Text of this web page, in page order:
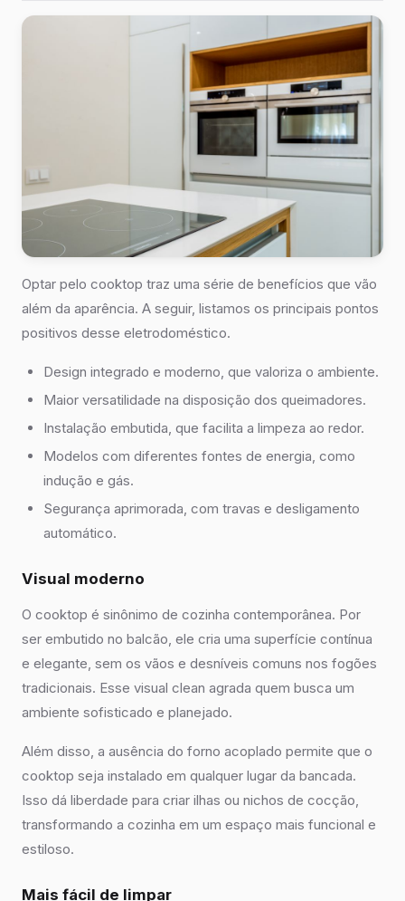
Optar pelo cooktop traz uma série de benefícios que vão
além da aparência. A seguir, listamos os principais pontos
positivos desse eletrodoméstico.
Design integrado e moderno, que valoriza o ambiente.
Maior versatilidade na disposição dos queimadores.
Instalação embutida, que facilita a limpeza ao redor.
Modelos com diferentes fontes de energia, como
indução e gás.
Segurança aprimorada, com travas e desligamento
automático.
Visual moderno
O cooktop é sinônimo de cozinha contemporânea. Por
ser embutido no balcão, ele cria uma superfície contínua
e elegante, sem os vãos e desníveis comuns nos fogões
tradicionais. Esse visual clean agrada quem busca um
ambiente sofisticado e planejado.
Além disso, a ausência do forno acoplado permite que o
cooktop seja instalado em qualquer lugar da bancada.
Isso dá liberdade para criar ilhas ou nichos de cocção,
transformando a cozinha em um espaço mais funcional e
estiloso.
Mais fácil de limpar